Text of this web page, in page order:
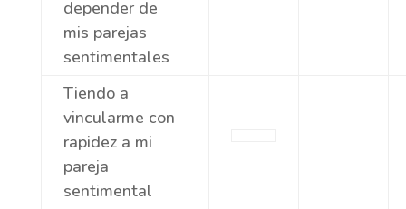
depender de
mis parejas
sentimentales
Tiendo a
vincularme con
rapidez a mi
pareja
sentimental